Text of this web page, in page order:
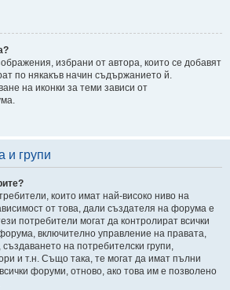
избрани от автора, които се добавят
по някакъв начин съдържанието й.
на иконки за теми зависи от
и групи
които имат най-високо ниво на
от това, дали създателя на форума е
потребители могат да контролират всички
включително управление на правата,
на потребителски групи,
и т.н. Също така, те могат да имат пълни
форуми, отново, ако това им е позволено